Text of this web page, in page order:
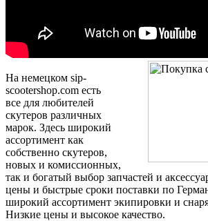
На немецком sip-
scootershop.com есть
все для любителей
скутеров различных
марок. Здесь широкий
ассортимент как
собственно скутеров,
новых и комиссионных,
так и богатый выбор запчастей и
цены и быстрые сроки поставки по
широкий ассортимент экипировки и
Низкие цены и высокое качество.